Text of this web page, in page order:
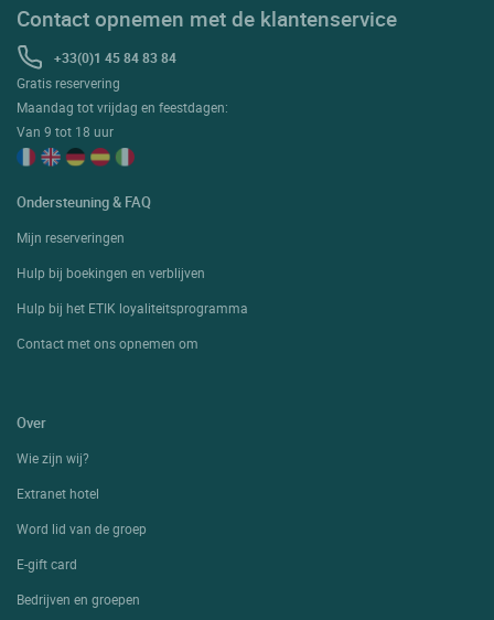
Contact opnemen met de klantenservice
+33(0)1 45 84 83 84
Gratis reservering
Maandag tot vrijdag en feestdagen:
Van 9 tot 18 uur
Ondersteuning & FAQ
Mijn reserveringen
Hulp bij boekingen en verblijven
Hulp bij het ETIK loyaliteitsprogramma
Contact met ons opnemen om
Over
Wie zijn wij?
Extranet hotel
Word lid van de groep
E-gift card
Bedrijven en groepen